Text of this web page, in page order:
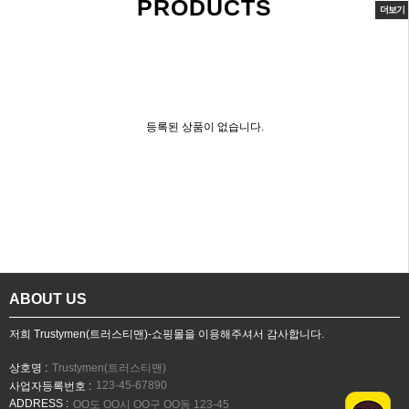
PRODUCTS 더보기
등록된 상품이 없습니다.
ABOUT US
저희 Trustymen(트러스티맨)-쇼핑몰을 이용해주셔서 감사합니다.
상호명 : Trustymen(트러스티맨)
사업자등록번호 : 123-45-67890
ADDRESS : OO도 OO시 OO구 OO동 123-45